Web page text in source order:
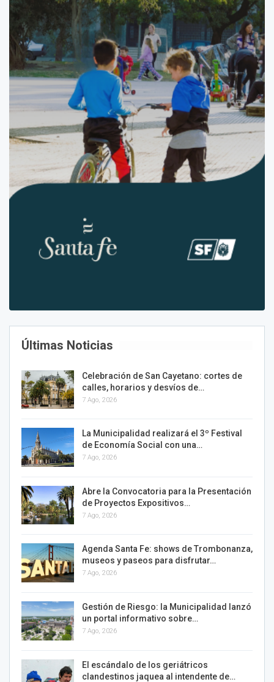
Últimas Noticias
Celebración de San Cayetano: cortes de
calles, horarios y desvíos de…
7 Ago, 2026
La Municipalidad realizará el 3º Festival
de Economía Social con una…
7 Ago, 2026
Abre la Convocatoria para la Presentación
de Proyectos Expositivos…
7 Ago, 2026
Agenda Santa Fe: shows de Trombonanza,
museos y paseos para disfrutar…
7 Ago, 2026
Gestión de Riesgo: la Municipalidad lanzó
un portal informativo sobre…
7 Ago, 2026
El escándalo de los geriátricos
clandestinos jaquea al intendente de…